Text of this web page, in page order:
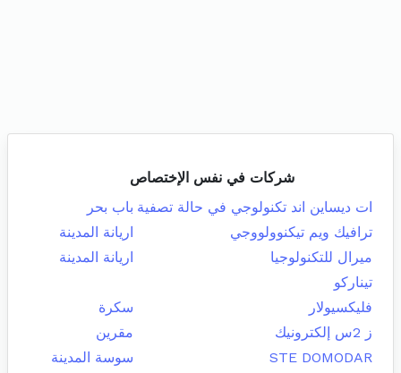
شركات في نفس الإختصاص
ات ديساين اند تكنولوجي في حالة تصفية باب بحر
ترافيك ويم تيكنوولووجي
اريانة المدينة
ميرال للتكنولوجيا
اريانة المدينة
تيناركو
فليكسيولار
سكرة
ز 2س إلكترونيك
مقرين
STE DOMODAR
سوسة المدينة